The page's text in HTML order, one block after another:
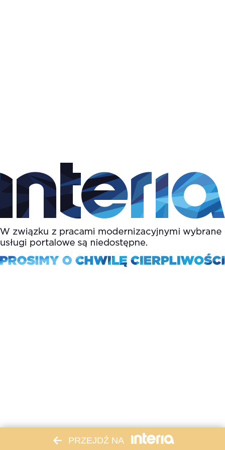
PRZEJDŹ NA